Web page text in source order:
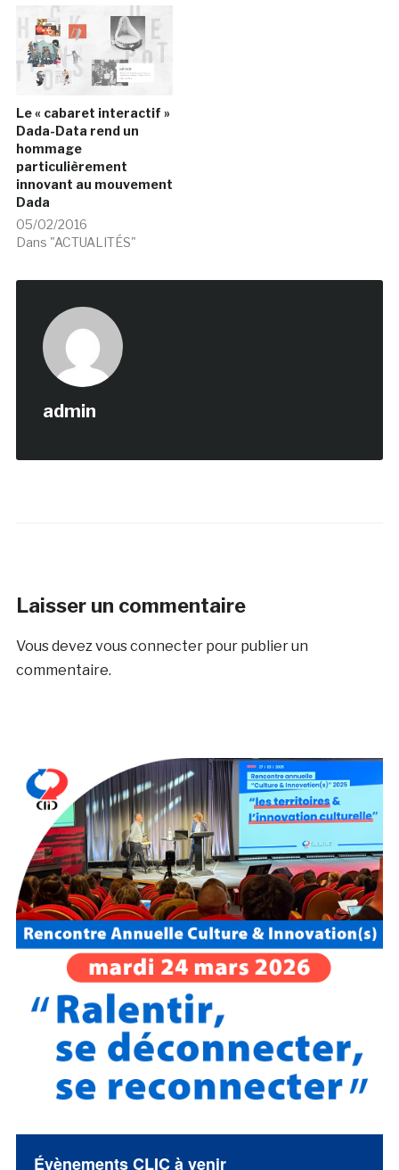
Le « cabaret interactif »
Dada-Data rend un
hommage
particulièrement
innovant au mouvement
Dada
05/02/2016
Dans "ACTUALITÉS"
admin
Laisser un commentaire
Vous devez vous connecterpour publier un
commentaire.
Évènements CLIC à venir